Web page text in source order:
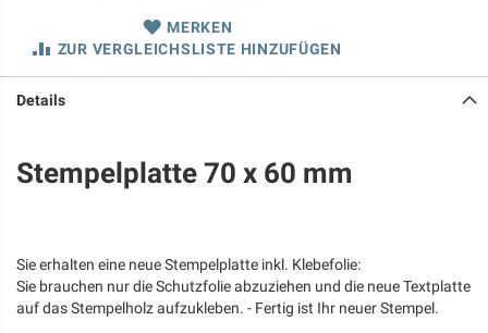
MERKEN
ZUR VERGLEICHSLISTE HINZUFÜGEN
Details
Stempelplatte 70 x 60 mm
Sie erhalten eine neue Stempelplatte inkl. Klebefolie:
Sie brauchen nur die Schutzfolie abzuziehen und die neue Textplatte
auf das Stempelholz aufzukleben. - Fertig ist Ihr neuer Stempel.